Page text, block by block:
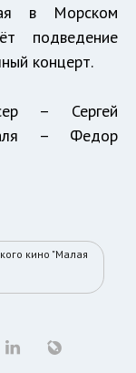
в Морском
подведение
концерт.
– Сергей
– Федор
кино "Малая